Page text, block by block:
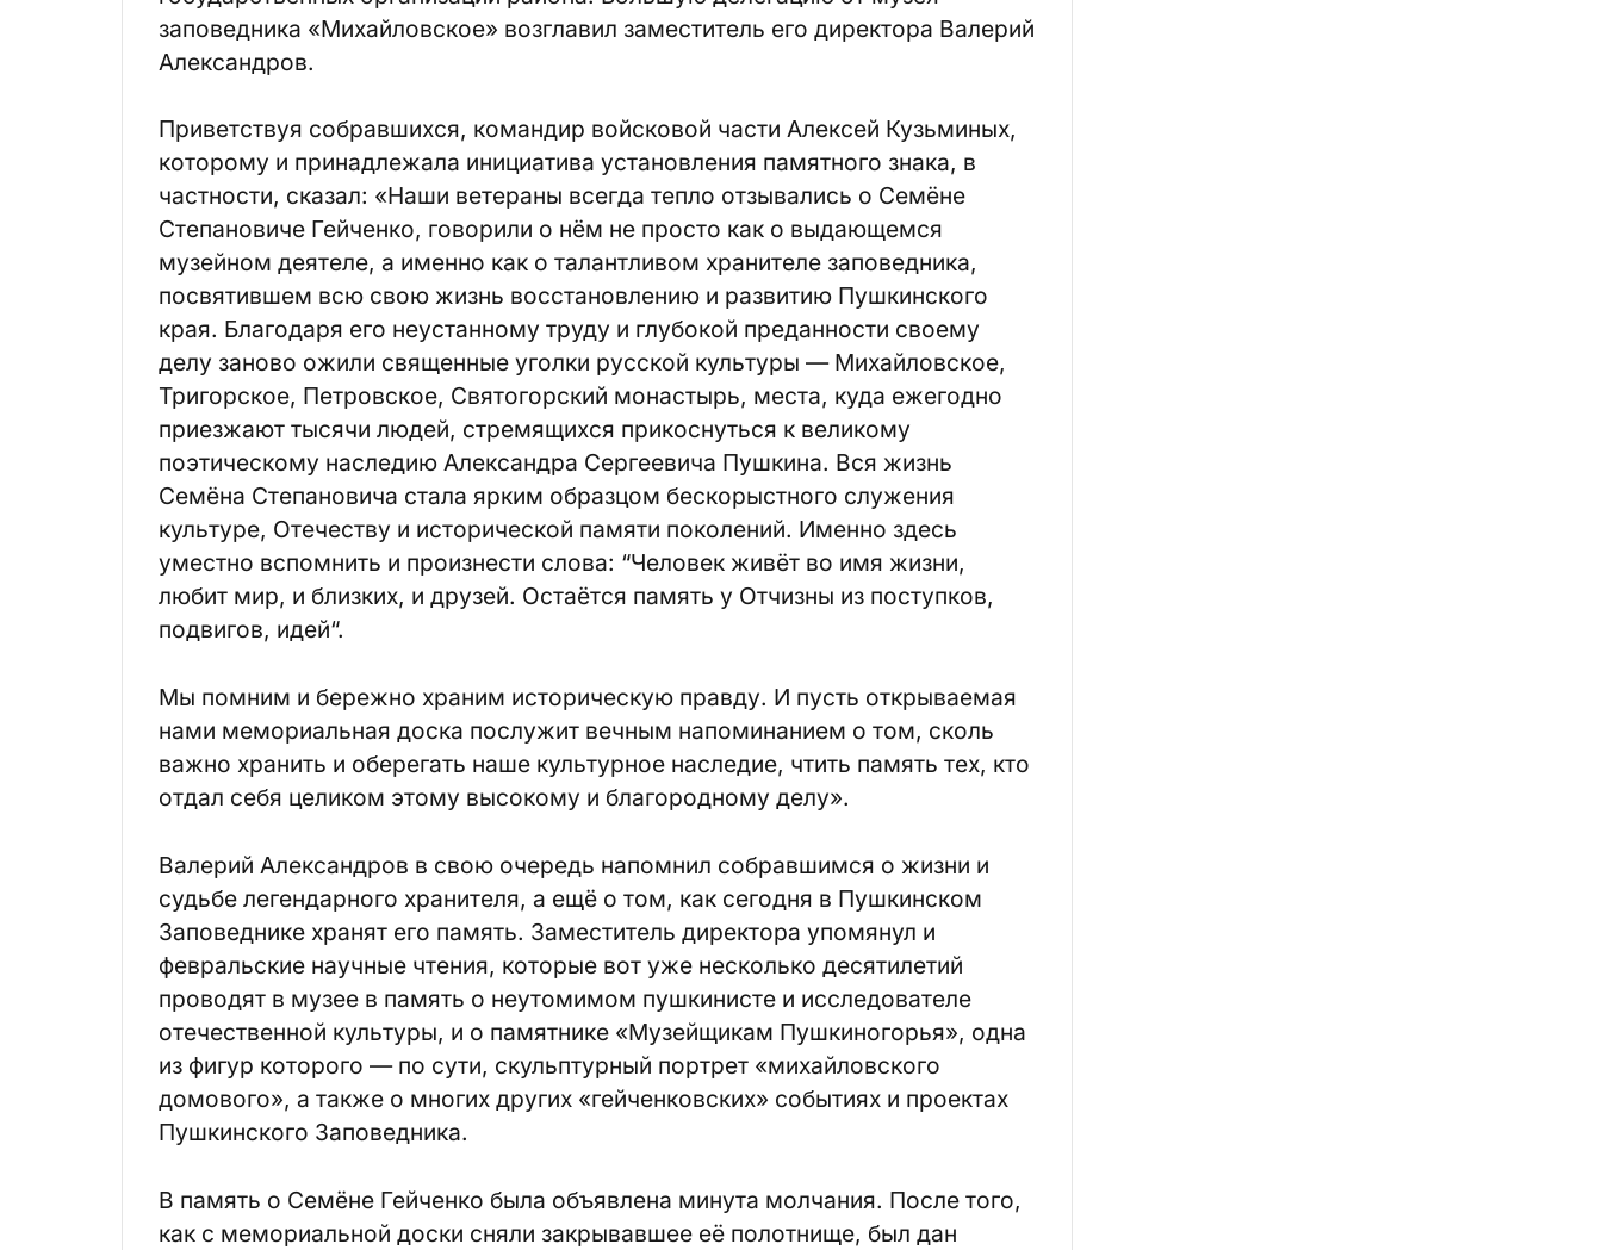
заповедника «Михайловское» возглавил заместитель его директора Валерий
Александров.
Приветствуя собравшихся, командир войсковой части Алексей Кузьминых,
которому и принадлежала инициатива установления памятного знака, в
частности, сказал: «Наши ветераны всегда тепло отзывались о Семёне
Степановиче Гейченко, говорили о нём не просто как о выдающемся
музейном деятеле, а именно как о талантливом хранителе заповедника,
посвятившем всю свою жизнь восстановлению и развитию Пушкинского
края. Благодаря его неустанному труду и глубокой преданности своему
делу заново ожили священные уголки русской культуры — Михайловское,
Тригорское, Петровское, Святогорский монастырь, места, куда ежегодно
приезжают тысячи людей, стремящихся прикоснуться к великому
поэтическому наследию Александра Сергеевича Пушкина. Вся жизнь
Семёна Степановича стала ярким образцом бескорыстного служения
культуре, Отечеству и исторической памяти поколений. Именно здесь
уместно вспомнить и произнести слова: “Человек живёт во имя жизни,
любит мир, и близких, и друзей. Остаётся память у Отчизны из поступков,
подвигов, идей“.
Мы помним и бережно храним историческую правду. И пусть открываемая
нами мемориальная доска послужит вечным напоминанием о том, сколь
важно хранить и оберегать наше культурное наследие, чтить память тех, кто
отдал себя целиком этому высокому и благородному делу».
Валерий Александров в свою очередь напомнил собравшимся о жизни и
судьбе легендарного хранителя, а ещё о том, как сегодня в Пушкинском
Заповеднике хранят его память. Заместитель директора упомянул и
февральские научные чтения, которые вот уже несколько десятилетий
проводят в музее в память о неутомимом пушкинисте и исследователе
отечественной культуры, и о памятнике «Музейщикам Пушкиногорья», одна
из фигур которого — по сути, скульптурный портрет «михайловского
домового», а также о многих других «гейченковских» событиях и проектах
Пушкинского Заповедника.
В память о Семёне Гейченко была объявлена минута молчания. После того,
как с мемориальной доски сняли закрывавшее её полотнище, был дан